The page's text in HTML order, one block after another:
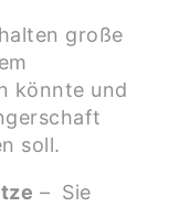
große
könnte und
soll.
– Sie